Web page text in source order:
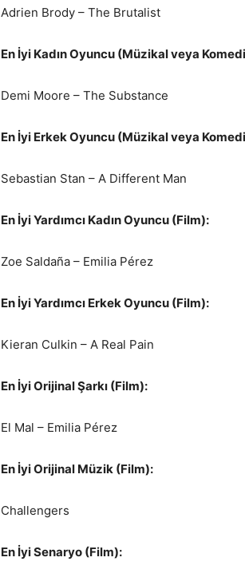
Adrien Brody – The Brutalist
En İyi Kadın Oyuncu (Müzikal veya
Demi Moore – The Substance
En İyi Erkek Oyuncu (Müzikal veya
Sebastian Stan – A Different Man
En İyi Yardımcı Kadın Oyuncu (Film):
Zoe Saldaña – Emilia Pérez
En İyi Yardımcı Erkek Oyuncu (Film):
Kieran Culkin – A Real Pain
En İyi Orijinal Şarkı (Film):
El Mal – Emilia Pérez
En İyi Orijinal Müzik (Film):
Challengers
En İyi Senaryo (Film):